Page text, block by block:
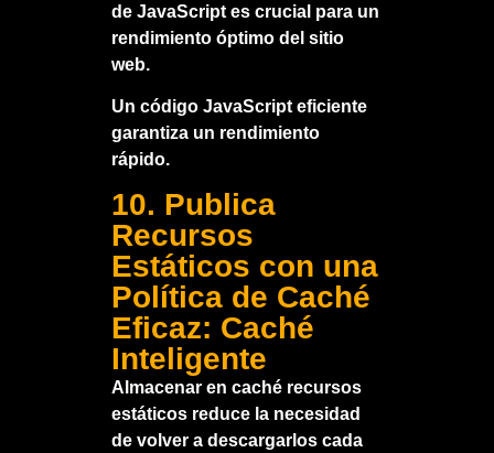
de JavaScript es crucial para un
rendimiento óptimo del sitio
web.
Un código JavaScript eficiente
garantiza un rendimiento
rápido.
10. Publica
Recursos
Estáticos con una
Política de Caché
Eficaz: Caché
Inteligente
Almacenar en caché recursos
estáticos reduce la necesidad
de volver a descargarlos cada